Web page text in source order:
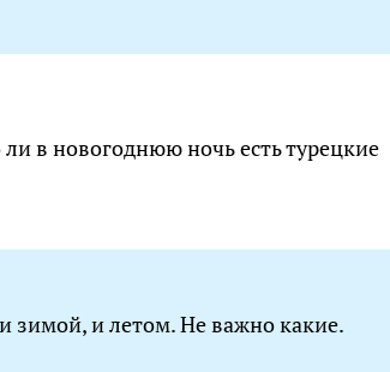
в новогоднюю ночь есть турецкие
зимой, и летом. Не важно какие.